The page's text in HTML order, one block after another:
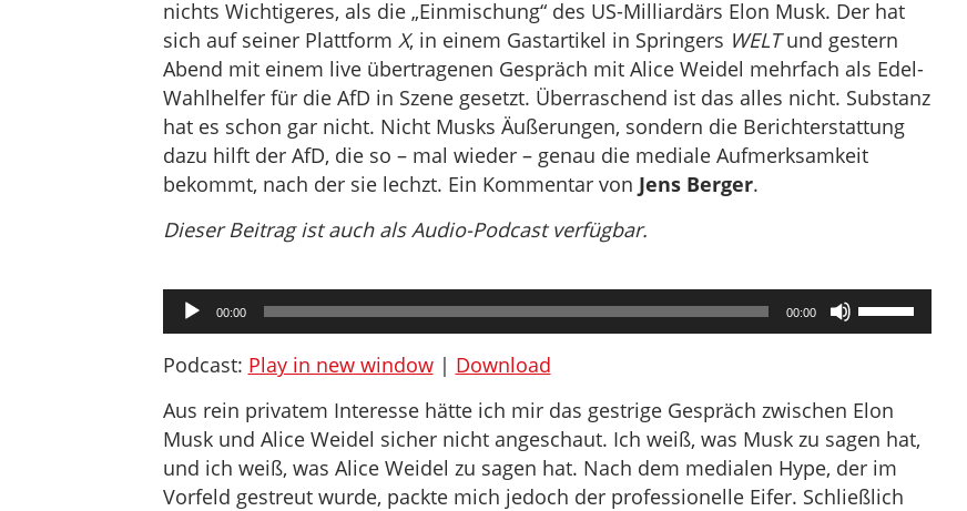
nichts Wichtigeres, als die „Einmischung“ des US-Milliardärs Elon Musk. Der hat
sich auf seiner Plattform X, in einem Gastartikel in Springers WELTund gestern
Abend mit einem live übertragenen Gespräch mit Alice Weidel mehrfach als Edel-
Wahlhelfer für die AfD in Szene gesetzt. Überraschend ist das alles nicht. Substanz
hat es schon gar nicht. Nicht Musks Äußerungen, sondern die Berichterstattung
dazu hilft der AfD, die so – mal wieder – genau die mediale Aufmerksamkeit
bekommt, nach der sie lechzt. Ein Kommentar von Jens Berger.
Dieser Beitrag ist auch als Audio-Podcast verfügbar.
Audio-
Player
00:00 00:00
Pfeiltasten
Hoch/Runter
die
Lautstärke
zu
regeln.
Podcast: Play in new window| Download
Aus rein privatem Interesse hätte ich mir das gestrige Gespräch zwischen Elon
Musk und Alice Weidel sicher nicht angeschaut. Ich weiß, was Musk zu sagen hat,
und ich weiß, was Alice Weidel zu sagen hat. Nach dem medialen Hype, der im
Vorfeld gestreut wurde, packte mich jedoch der professionelle Eifer. Schließlich